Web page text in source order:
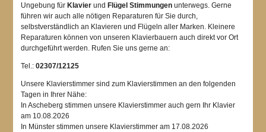
Ungebung für Klavierund Flügel Stimmungenunterwegs. Gerne
führen wir auch alle nötigen Reparaturen für Sie durch,
selbstverständlich an Klavieren und Flügeln aller Marken. Kleinere
Reparaturen können von unseren Klavierbauern auch direkt vor Ort
durchgeführt werden. Rufen Sie uns gerne an:
Tel.: 02307/12125
Unsere Klavierstimmer sind zum Klavierstimmen an den folgenden
Tagen in Ihrer Nähe:
In Ascheberg stimmen unsere Klavierstimmer auch gern Ihr Klavier
am 10.08.2026
In Münster stimmen unsere Klavierstimmer am 17.08.2026